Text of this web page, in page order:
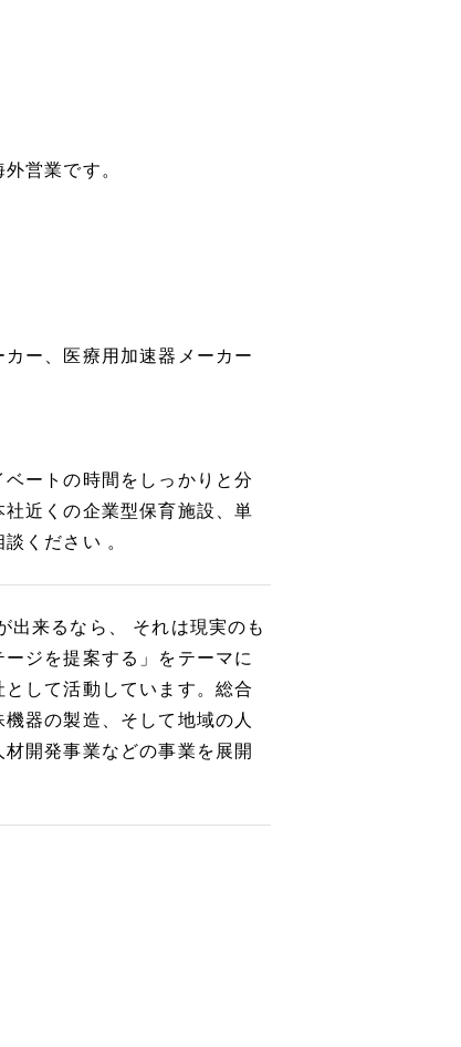
営業です。
ー、医療用加速器メーカー
ートの時間をしっかりと分
近くの企業型保育施設、単
ください 。
来るなら、 それは現実のも
ジを提案する」をテーマに
して活動しています。総合
器の製造、そして地域の人
開発事業などの事業を展開